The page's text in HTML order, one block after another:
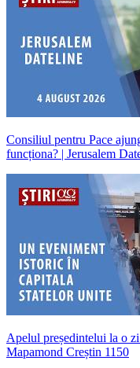
Consiliul pentru Pace
funcționa? | Jerusalem
Apelul președintelui la o
Mapamond Creștin 1150